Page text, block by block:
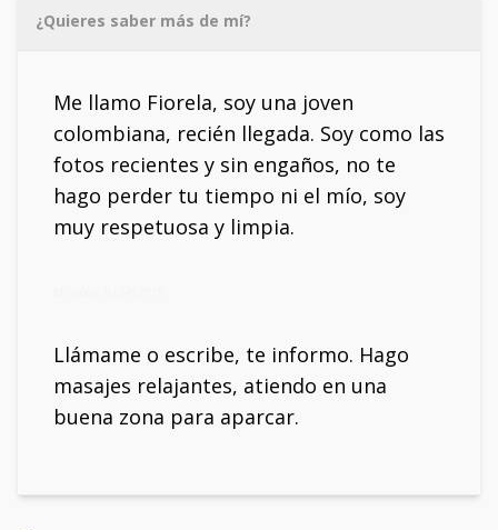
¿Quieres saber más de mí?
Me llamo Fiorela, soy una joven
colombiana, recién llegada. Soy como las
fotos recientes y sin engaños, no te
hago perder tu tiempo ni el mío, soy
muy respetuosa y limpia.
Llámame o escribe, te informo. Hago
masajes relajantes, atiendo en una
buena zona para aparcar.